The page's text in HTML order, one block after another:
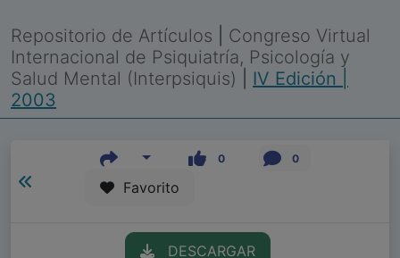
Repositorio de Artículos
Congreso Virtual
Internacional de Psiquiatría, Psicología y
Salud Mental (Interpsiquis)
IV Edición |
2003
0 0
Favorito
DESCARGAR